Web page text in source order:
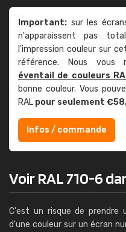
Important: sur les
n'apparaissent pas
l'impression couleur sur
référence. Nous vous
éventail de couleurs
bonne couleur. Vous
RAL pour seulement
Infos / commande
Voir RAL 710-6
C'est un risque de prendre
d'une couleur sur un écran